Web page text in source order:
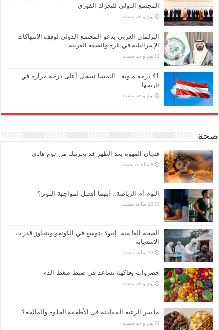
المجتمع الدولي للتحرك الفوري
‏يوم واحد مضت
البرلمان العربي يدعو المجتمع الدولي لوقف الانتهاكات
الإسرائيلية في غزة والضفة الغربية
‏يوم واحد مضت
41 درجة مئوية.. النمسا تسجل أعلى درجة حرارة في
تاريخها
‏يوم واحد مضت
صحة
فنجان القهوة بعد الظهر قد يحرمك من نوم هادئ
النوم أم الرياضة.. أيهما أفضل لمواجهة التوتر؟
الصحة العالمية: إيبولا يتوسع في الكونغو ويتجاوز قدرات
الاستجابة
خضروات وفاكهة تساعد في ضبط ضغط الدم
‏يوم واحد مضت
ما سر الرغبة المفاجئة في الأطعمة الحلوة والمالحة؟
‏يوم واحد مضت